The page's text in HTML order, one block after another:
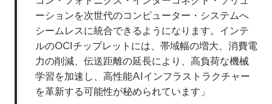
ーションを次世代のコンピューター・システムへ
シームレスに統合できるようになります。インテ
ルのOCIチップレットには、帯域幅の増大、消費電
力の削減、伝送距離の延長により、高負荷な機械
学習を加速し、高性能AIインフラストラクチャー
を革新する可能性が秘められています」